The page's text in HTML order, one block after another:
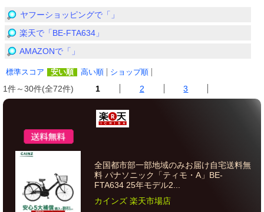
ヤフーショッピングで「」
楽天で「BE-FTA634」
AMAZONで「」
標準スコア 安い順 高い順 ショップ順
1件～30件(全72件) 1 2 3
全国都市部一部地域のみお届け自宅送料無
料 パナソニック「ティモ・A」BE-
FTA634 25年モデル2...
カインズ 楽天市場店